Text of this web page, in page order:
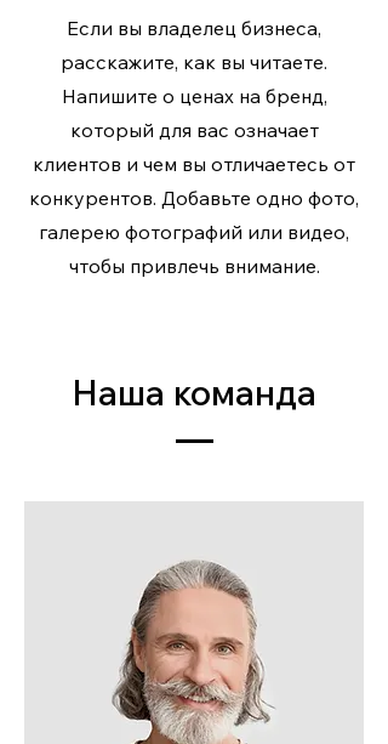
Если вы владелец бизнеса,
расскажите, как вы читаете.
Напишите о ценах на бренд,
который для вас означает
клиентов и чем вы отличаетесь от
конкурентов. Добавьте одно фото,
галерею фотографий или видео,
чтобы привлечь внимание.
Наша команда